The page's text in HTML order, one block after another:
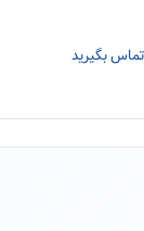
تماس بگیرید